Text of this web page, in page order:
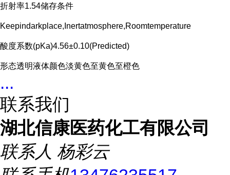
折射率1.54储存条件
Keepindarkplace,Inertatmosphere,Roomtemperature
酸度系数(pKa)4.56±0.10(Predicted)
形态透明液体颜色淡黄色至黄色至橙色
...
联系我们
湖北信康医药化工有限公司
联系人 杨彩云